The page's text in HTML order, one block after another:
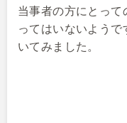
当事者の方にとって
ってはいないようで
いてみました。